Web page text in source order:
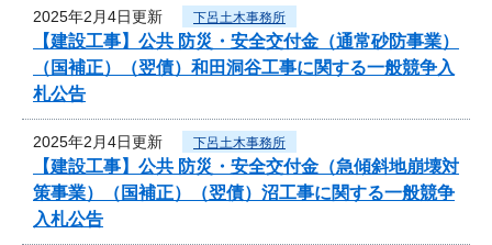
2025年2月4日更新 下呂土木事務所
【建設工事】公共 防災・安全交付金（通常砂防事業）
（国補正）（翌債）和田洞谷工事に関する一般競争入
札公告
2025年2月4日更新 下呂土木事務所
【建設工事】公共 防災・安全交付金（急傾斜地崩壊対
策事業）（国補正）（翌債）沼工事に関する一般競争
入札公告